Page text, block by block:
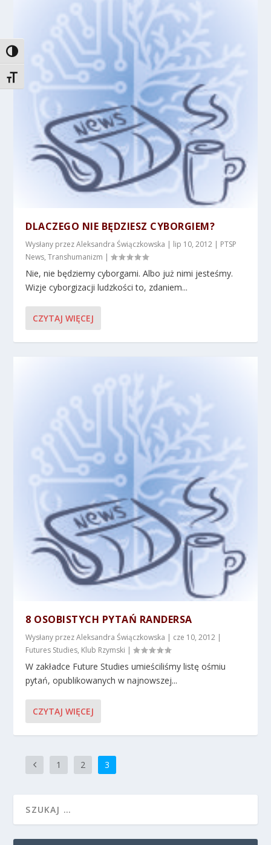
TOGGLE HIGH CONTRAST
TOGGLE FONT SIZE
DLACZEGO NIE BĘDZIESZ CYBORGIEM?
Wysłany przezAleksandra Świączkowska | lip 10, 2012 | PTSP
News,Transhumanizm |
Nie, nie będziemy cyborgami. Albo już nimi jesteśmy.
Wizje cyborgizacji ludzkości to, zdaniem...
CZYTAJ WIĘCEJ
8 OSOBISTYCH PYTAŃ RANDERSA
Wysłany przezAleksandra Świączkowska | cze 10, 2012 |
Futures Studies, Klub Rzymski |
W zakładce Future Studies umieściliśmy listę ośmiu
pytań, opublikowanych w najnowszej...
CZYTAJ WIĘCEJ
1 2 3